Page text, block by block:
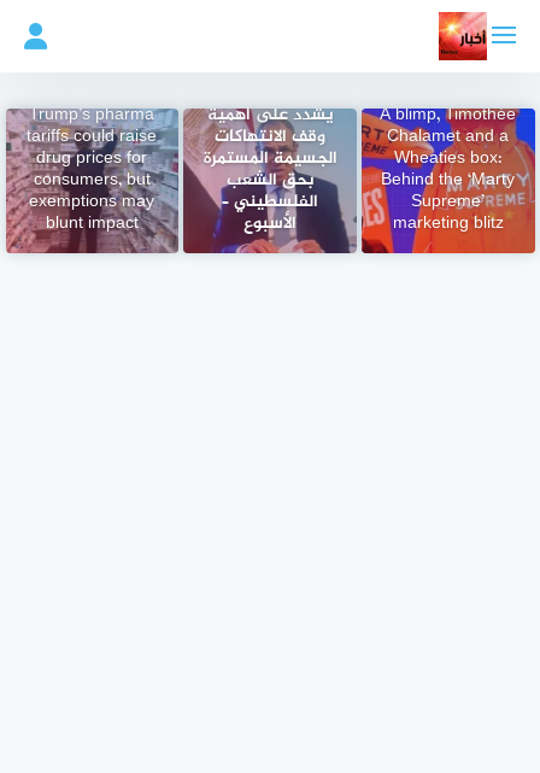
المحتوى
A blimp, Timothée
Chalamet and a
Wheaties box:
Behind the ‘Marty
Supreme’
marketing blitz
يشدد على أهمية
وقف الانتهاكات
الجسيمة المستمرة
بحق الشعب
الفلسطيني –
الأسبوع
Trump’s pharma
tariffs could raise
drug prices for
consumers, but
exemptions may
blunt impact